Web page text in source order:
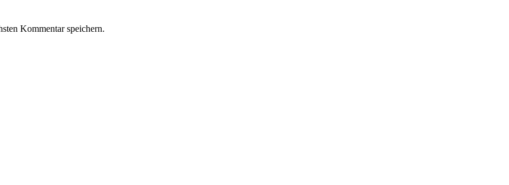
Kommentar speichern.